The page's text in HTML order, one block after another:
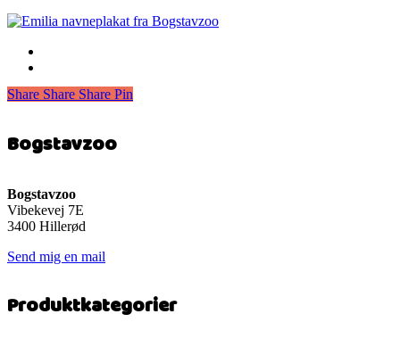
Share
Share Share Share Pin
Bogstavzoo
Bogstavzoo
Vibekevej 7E
3400 Hillerød
Send mig en mail
Produktkategorier